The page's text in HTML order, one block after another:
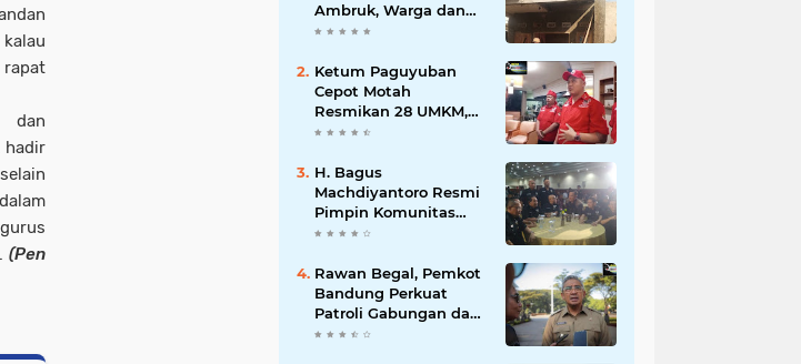
dan
hadir
(Pen
Ambruk, Warga dan
Pemdes Sigap Bantu
Ketum Paguyuban
Cepot Motah
Resmikan 28 UMKM,
Siap Gelar Festival
Jalan Braga
H. Bagus
Machdiyantoro Resmi
Pimpin Komunitas
BBC Periode 2026–
Solidaritas dan
Hadirkan Program
Nyata untuk
Masyarakat
Rawan Begal, Pemkot
Bandung Perkuat
Patroli Gabungan dan
Pengawasan Digital